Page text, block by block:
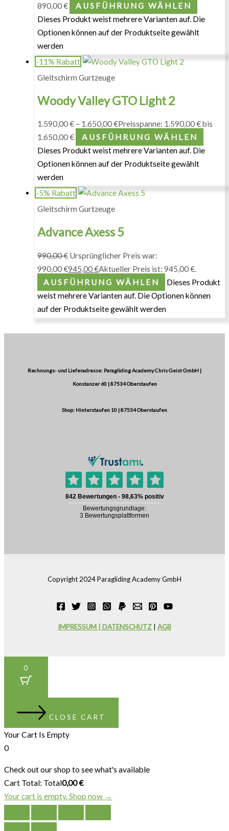
890,00 €
AUSFÜHRUNG WÄHLEN
Dieses Produkt weist mehrere Varianten auf. Die
Optionen können auf der Produktseite gewählt
werden
-11% Rabatt
Gleitschirm Gurtzeuge
Woody Valley GTO Light 2
1.590,00€ – 1.650,00€Preisspanne: 1.590,00 € bis
1.650,00 €
AUSFÜHRUNG WÄHLEN
Dieses Produkt weist mehrere Varianten auf. Die
Optionen können auf der Produktseite gewählt
werden
-5% Rabatt
Gleitschirm Gurtzeuge
Advance Axess 5
990,00€ Ursprünglicher Preis war:
990,00 €945,00€Aktueller Preis ist: 945,00 €.
AUSFÜHRUNG WÄHLEN
Dieses Produkt
weist mehrere Varianten auf. Die Optionen können
auf der Produktseite gewählt werden
Rechnungs- und Lieferadresse: Paragliding Academy Chris Geist GmbH |
Konstanzer 60 | 87534 Oberstaufen
Shop: Hinterstaufen 10 | 87534 Oberstaufen
Copyright 2024 Paragliding Academy GmbH
IMPRESSUM | DATENSCHUTZ AGB
0
CLOSE CART
Your Cart Is Empty
0
Check out our shop to see what's available
Cart Total: Total0,00€
Your cart is empty. Shop now →